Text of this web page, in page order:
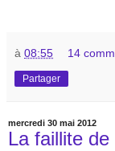
à 08:55 14
Partager
mercredi 30 mai 2012
La faillite de